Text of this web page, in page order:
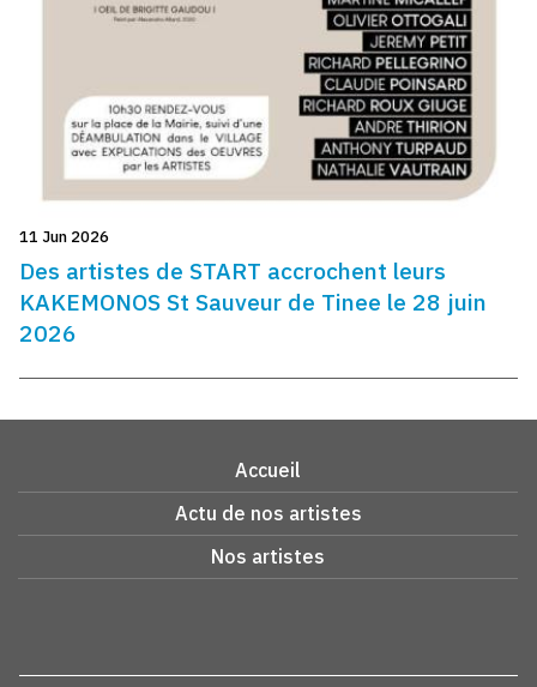
11 Jun 2026
Des artistes de START accrochent leurs
KAKEMONOS St Sauveur de Tinee le 28 juin
2026
Accueil
Actu de nos artistes
Nos artistes